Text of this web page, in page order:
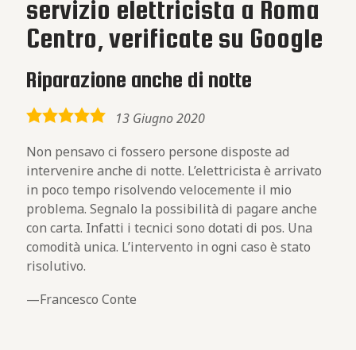
servizio elettricista a Roma
Centro, verificate su Google
Riparazione anche di notte
5,0
13 Giugno 2020
Non pensavo ci fossero persone disposte ad
intervenire anche di notte. L’elettricista è arrivato
in poco tempo risolvendo velocemente il mio
problema. Segnalo la possibilità di pagare anche
con carta. Infatti i tecnici sono dotati di pos. Una
comodità unica. L’intervento in ogni caso è stato
risolutivo.
Francesco Conte